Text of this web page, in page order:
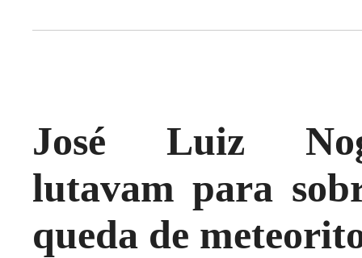
José Luiz
lutavam para
queda de